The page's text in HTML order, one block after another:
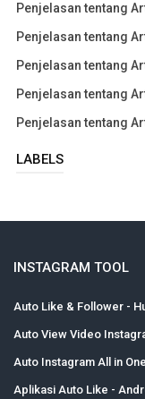
Penjelasan tentang
Penjelasan tentang
Penjelasan tentang
Penjelasan tentang
Penjelasan tentang
LABELS
INSTAGRAM TOOL
Auto Like & Follower -
Auto View Video
Auto Instagram All in One
Aplikasi Auto Like -